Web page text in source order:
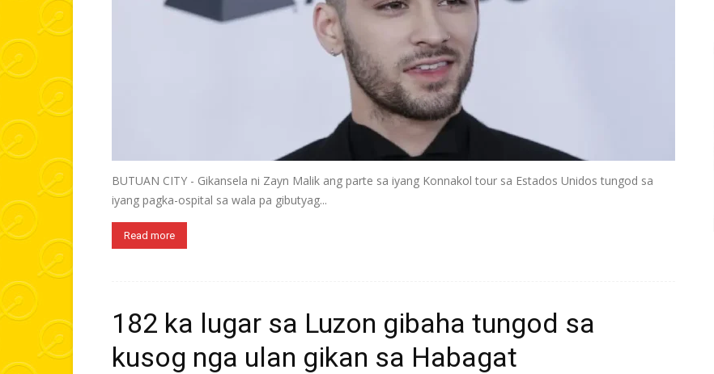
BUTUAN CITY - Gikansela ni Zayn Malik ang parte sa iyang Konnakol tour sa Estados Unidos tungod sa
iyang pagka-ospital sa wala pa gibutyag...
Read more
182 ka lugar sa Luzon gibaha tungod sa
kusog nga ulan gikan sa Habagat